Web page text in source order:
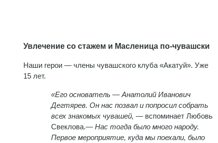
Увлечение со стажем и Масленица по-чувашски
Наши герои — члены чувашского клуба «Акатуй». Уже
15 лет.
«Его основатель — Анатолий Иванович
Дегтярев. Он нас позвал и попросил собрать
всех знакомых чувашей, — вспоминает Любовь
Свеклова.— Нас тогда было много народу.
Первое мероприятие, куда мы поехали, было